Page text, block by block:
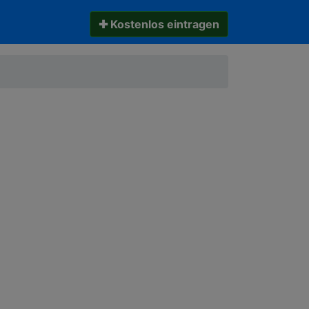
✚ Kostenlos eintragen